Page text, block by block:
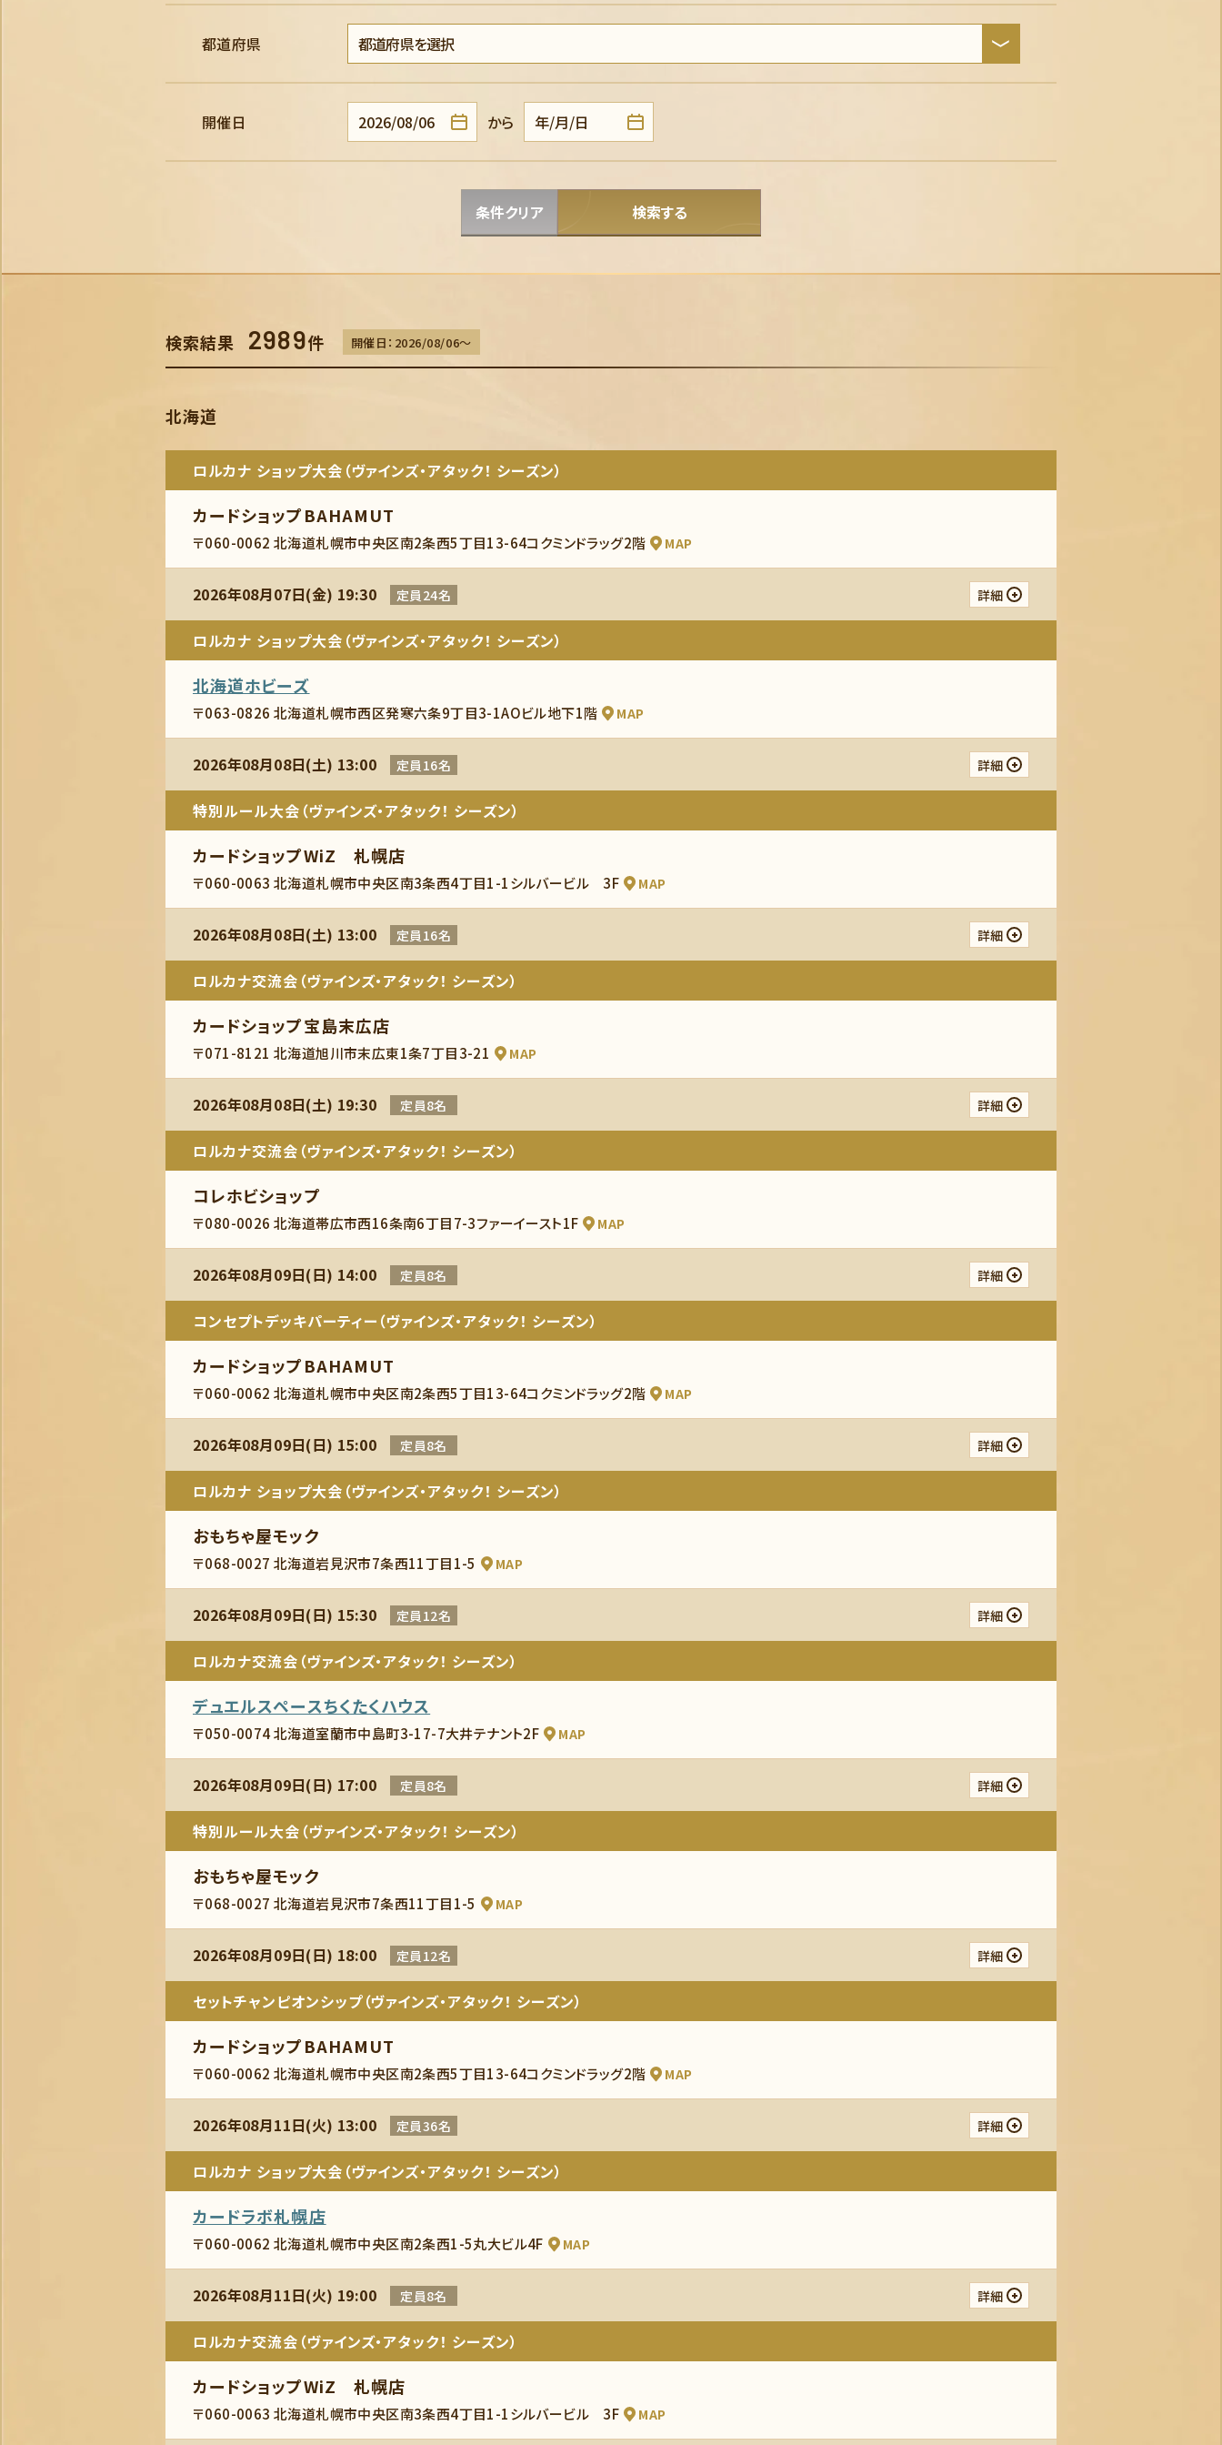
都道府県
開催日 から
条件クリア 検索する
検索結果 2989件 開催日：2026/08/06～
北海道
ロルカナ ショップ大会（ヴァインズ・アタック！ シーズン）
カードショップBAHAMUT
〒060-0062 北海道札幌市中央区南2条西5丁目13-64コクミンドラッグ2階 MAP
2026年08月07日(金) 19:30 定員24名 詳細
ロルカナ ショップ大会（ヴァインズ・アタック！ シーズン）
北海道ホビーズ
〒063-0826 北海道札幌市西区発寒六条9丁目3-1AOビル地下1階 MAP
2026年08月08日(土) 13:00 定員16名 詳細
特別ルール大会（ヴァインズ・アタック！ シーズン）
カードショップWiZ 札幌店
〒060-0063 北海道札幌市中央区南3条西4丁目1-1シルバービル 3F MAP
2026年08月08日(土) 13:00 定員16名 詳細
ロルカナ交流会（ヴァインズ・アタック！ シーズン）
カードショップ宝島末広店
〒071-8121 北海道旭川市末広東1条7丁目3-21 MAP
2026年08月08日(土) 19:30 定員8名 詳細
ロルカナ交流会（ヴァインズ・アタック！ シーズン）
コレホビショップ
〒080-0026 北海道帯広市西16条南6丁目7-3ファーイースト1F MAP
2026年08月09日(日) 14:00 定員8名 詳細
コンセプトデッキパーティー（ヴァインズ・アタック！ シーズン）
カードショップBAHAMUT
〒060-0062 北海道札幌市中央区南2条西5丁目13-64コクミンドラッグ2階 MAP
2026年08月09日(日) 15:00 定員8名 詳細
ロルカナ ショップ大会（ヴァインズ・アタック！ シーズン）
おもちゃ屋モック
〒068-0027 北海道岩見沢市7条西11丁目1-5 MAP
2026年08月09日(日) 15:30 定員12名 詳細
ロルカナ交流会（ヴァインズ・アタック！ シーズン）
デュエルスペースちくたくハウス
〒050-0074 北海道室蘭市中島町3-17-7大井テナント2F MAP
2026年08月09日(日) 17:00 定員8名 詳細
特別ルール大会（ヴァインズ・アタック！ シーズン）
おもちゃ屋モック
〒068-0027 北海道岩見沢市7条西11丁目1-5 MAP
2026年08月09日(日) 18:00 定員12名 詳細
セットチャンピオンシップ（ヴァインズ・アタック！ シーズン）
カードショップBAHAMUT
〒060-0062 北海道札幌市中央区南2条西5丁目13-64コクミンドラッグ2階 MAP
2026年08月11日(火) 13:00 定員36名 詳細
ロルカナ ショップ大会（ヴァインズ・アタック！ シーズン）
カードラボ札幌店
〒060-0062 北海道札幌市中央区南2条西1-5丸大ビル4F MAP
2026年08月11日(火) 19:00 定員8名 詳細
ロルカナ交流会（ヴァインズ・アタック！ シーズン）
カードショップWiZ 札幌店
〒060-0063 北海道札幌市中央区南3条西4丁目1-1シルバービル 3F MAP